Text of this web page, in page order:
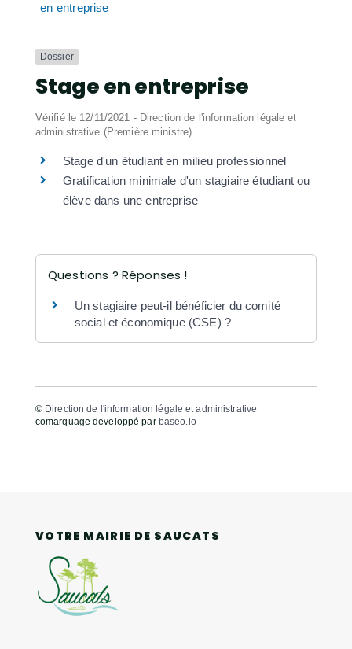
en entreprise
Dossier
Stage en entreprise
Vérifié le 12/11/2021 - Direction de l'information légale et
administrative (Première ministre)
Stage d'un étudiant en milieu professionnel
Gratification minimale d'un stagiaire étudiant ou
élève dans une entreprise
Questions ? Réponses !
Un stagiaire peut-il bénéficier du comité
social et économique (CSE) ?
© Direction de l'information légale et administrative
comarquage developpé par baseo.io
VOTRE MAIRIE DE SAUCATS